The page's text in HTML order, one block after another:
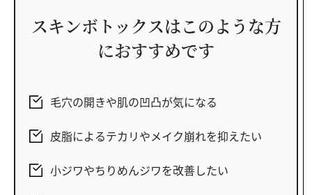
スキンボトックスはこのような方
におすすめです
毛穴の開きや肌の凹凸が気になる
皮脂によるテカリやメイク崩れを抑えたい
小ジワやちりめんジワを改善したい